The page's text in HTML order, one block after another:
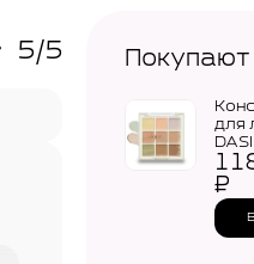
5/5
для
Pro
₽